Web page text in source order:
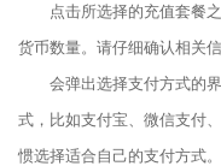
点击所选择的充值套餐
货币数量。请仔细确认相关
会弹出选择支付方式的
式，比如支付宝、微信支付
惯选择适合自己的支付方式。